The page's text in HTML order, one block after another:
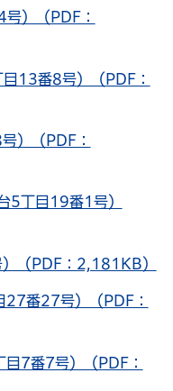
）（PDF：
13番8号）（PDF：
）（PDF：
5丁目19番1号）
（PDF：2,181KB）
27番27号）（PDF：
7番7号）（PDF：